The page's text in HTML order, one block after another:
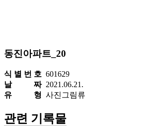
동진아파트_20
식 별 번 호 601629
날 짜2021.06.21.
유 형 사진그림류
관련 기록물